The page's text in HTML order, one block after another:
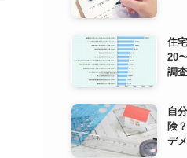
住
20
調
自
険
デ